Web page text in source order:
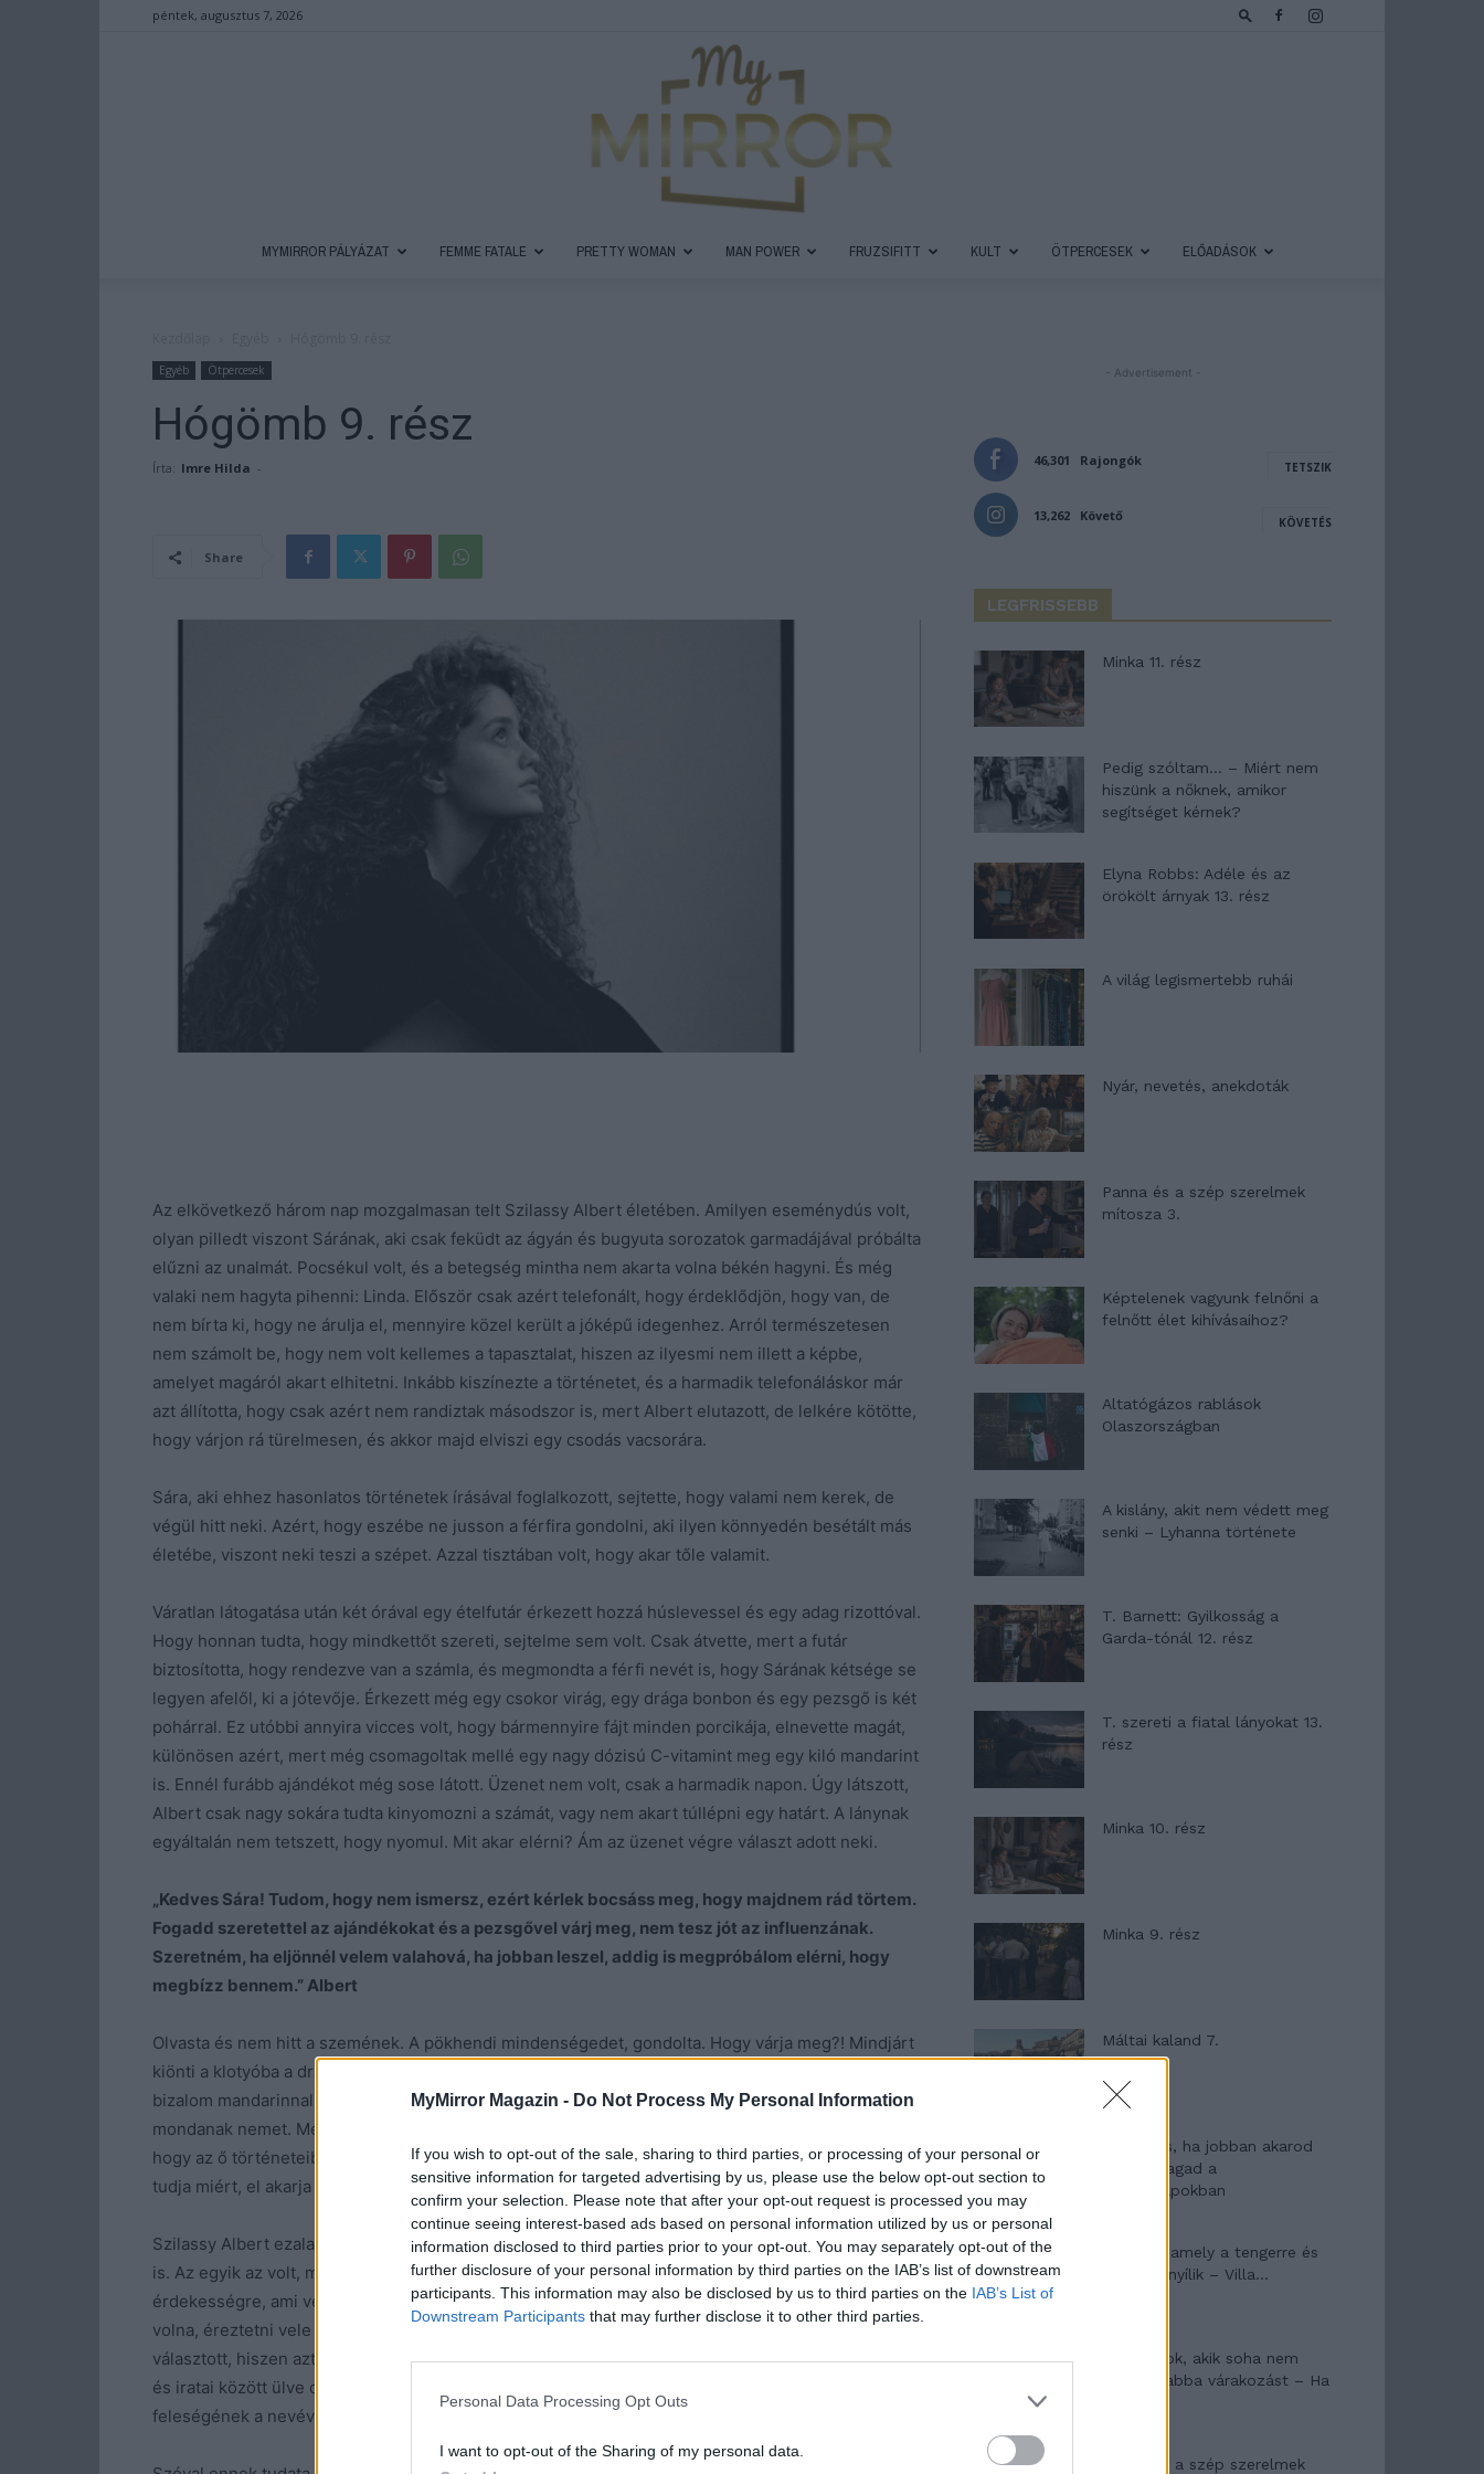
MyMirror Magazin - Do Not Process My Personal Information
If you wish to opt-out of the sale, sharing to third parties, or processing of your personal or
sensitive information for targeted advertising by us, please use the below opt-out section to
confirm your selection. Please note that after your opt-out request is processed you may
continue seeing interest-based ads based on personal information utilized by us or personal
information disclosed to third parties prior to your opt-out. You may separately opt-out of the
further disclosure of your personal information by third parties on the IAB’s list of downstream
participants. This information may also be disclosed by us to third parties on the IAB’s List of
Downstream Participants that may further disclose it to other third parties.
Personal Data Processing Opt Outs
I want to opt-out of the Sharing of my personal data.
péntek, augusztus 7, 2026
MYMIRROR PÁLYÁZAT FEMME FATALE PRETTY WOMAN MAN POWER FRUZSIFITT KULT ÖTPERCESEK ELŐADÁSOK
Egyéb Ötpercesek
Hógömb 9. rész
Írta: Imre Hilda -
Share
Az elkövetkező három nap mozgalmasan telt Szilassy Albert életében. Amilyen eseménydús volt,
olyan pilledt viszont Sárának, aki csak feküdt az ágyán és bugyuta sorozatok garmadájával próbálta
elűzni az unalmát. Pocsékul volt, és a betegség mintha nem akarta volna békén hagyni. És még
valaki nem hagyta pihenni: Linda. Először csak azért telefonált, hogy érdeklődjön, hogy van, de
nem bírta ki, hogy ne árulja el, mennyire közel került a jóképű idegenhez. Arról természetesen
nem számolt be, hogy nem volt kellemes a tapasztalat, hiszen az ilyesmi nem illett a képbe,
amelyet magáról akart elhitetni. Inkább kiszínezte a történetet, és a harmadik telefonáláskor már
azt állította, hogy csak azért nem randiztak másodszor is, mert Albert elutazott, de lelkére kötötte,
hogy várjon rá türelmesen, és akkor majd elviszi egy csodás vacsorára.
Sára, aki ehhez hasonlatos történetek írásával foglalkozott, sejtette, hogy valami nem kerek, de
végül hitt neki. Azért, hogy eszébe ne jusson a férfira gondolni, aki ilyen könnyedén besétált más
életébe, viszont neki teszi a szépet. Azzal tisztában volt, hogy akar tőle valamit.
Váratlan látogatása után két órával egy ételfutár érkezett hozzá húslevessel és egy adag rizottóval.
Hogy honnan tudta, hogy mindkettőt szereti, sejtelme sem volt. Csak átvette, mert a futár
biztosította, hogy rendezve van a számla, és megmondta a férfi nevét is, hogy Sárának kétsége se
legyen afelől, ki a jótevője. Érkezett még egy csokor virág, egy drága bonbon és egy pezsgő is két
pohárral. Ez utóbbi annyira vicces volt, hogy bármennyire fájt minden porcikája, elnevette magát,
különösen azért, mert még csomagoltak mellé egy nagy dózisú C-vitamint meg egy kiló mandarint
is. Ennél furább ajándékot még sose látott. Üzenet nem volt, csak a harmadik napon. Úgy látszott,
Albert csak nagy sokára tudta kinyomozni a számát, vagy nem akart túllépni egy határt. A lánynak
egyáltalán nem tetszett, hogy nyomul. Mit akar elérni? Ám az üzenet végre választ adott neki.
„Kedves Sára! Tudom, hogy nem ismersz, ezért kérlek bocsáss meg, hogy majdnem rád törtem.
Fogadd szeretettel az ajándékokat és a pezsgővel várj meg, nem tesz jót az influenzának.
Szeretném, ha eljönnél velem valahová, ha jobban leszel, addig is megpróbálom elérni, hogy
megbízz bennem.” Albert
Olvasta és nem hitt a szemének. A pökhendi mindenségedet, gondolta. Hogy várja meg?! Mindjárt
kiönti a klotyóba a drága nedűt, ahogy ki tud támolyogni, mérgelődött. Mit képzel? Azt hiszi, hogy a
bizalom mandarinnal megvehető? Vagy bolond vagy pszichopata, aki megszokta, hogy neki nem
mondanak nemet. Még az is lehet, hogy egy nárcisztikus barom, dühöngött, és az járt a fejében,
hogy az ő történeteiben is mindig van valaki, akitől jobb tartani. Most épp életre kelt egy, aki ki
tudja miért, el akarja kápráztatni.
Szilassy Albert ezalatt valóban nyomozott. Először is mindent meg akart tudni a lányról. Két okból
is. Az egyik az volt, miközben a levéltárban kutakodott a családja után, rábukkant egy
érdekességre, ami veszélybe sodorta a tervét, másodsorban pedig tetszett neki, és szerette
volna, éreztetni vele valamiképp, hogy gondol rá. Álmában sem gondolta, hogy rossz módszert
választott, hiszen azt tanulta, hogy a nők ajándékkal levehetők a lábukról. A levéltár poros könyvei
és iratai között ülve döbbenten jött rá, hogy Sára vezetékneve megegyezik az ő nagyapja első
feleségének a nevével.
- Advertisement -
46,301 Rajongók TETSZIK
13,262 Követő KÖVETÉS
LEGFRISSEBB
Minka 11. rész
Pedig szóltam… – Miért nem
hiszünk a nőknek, amikor
segítséget kérnek?
Elyna Robbs: Adéle és az
örökölt árnyak 13. rész
A világ legismertebb ruhái
Nyár, nevetés, anekdoták
Panna és a szép szerelmek
mítosza 3.
Képtelenek vagyunk felnőni a
felnőtt élet kihívásaihoz?
Altatógázos rablások
Olaszországban
A kislány, akit nem védett meg
senki – Lyhanna története
T. Barnett: Gyilkosság a
Garda-tónál 12. rész
T. szereti a fiatal lányokat 13.
rész
Minka 10. rész
Minka 9. rész
Máltai kaland 7.
10 tanács, ha jobban akarod
érezni magad a
hétköznapokban
Egy ház, amely a tengerre és
a fényre nyílik – Villa...
A családok, akik soha nem
hagyták abba várakozást – Ha
Panna és a szép szerelmek